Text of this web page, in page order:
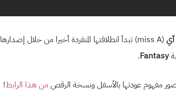
(miss A) تبدأ انطلاقتها المنفردة أخيرا من خلال إصدارها
Fantasy
.
صور مفهوم عودتها بالأسفل ونسخة الرقص من هذا الرابط!